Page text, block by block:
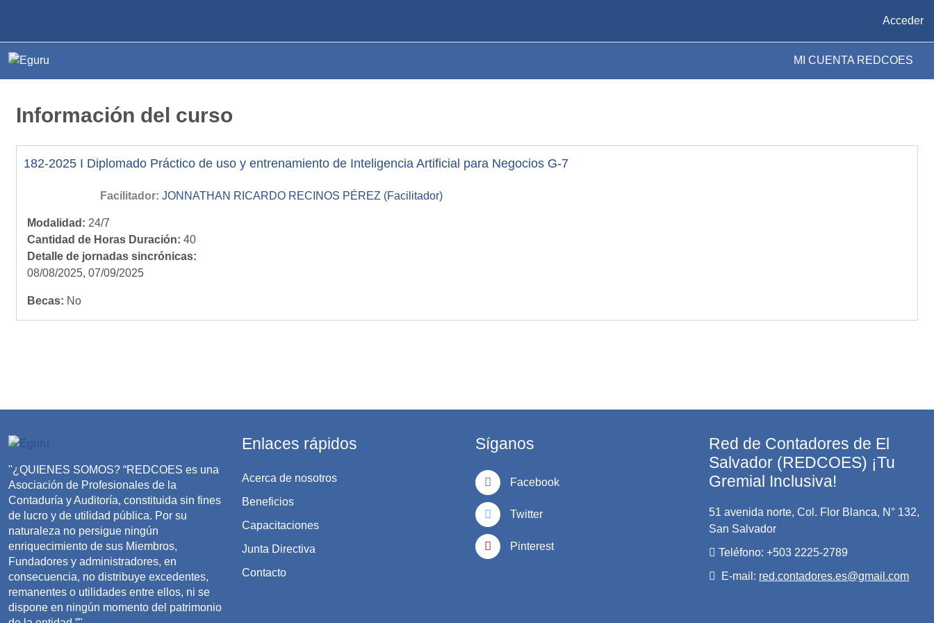
Acceder
MI CUENTA REDCOES
Información del curso
182-2025 I Diplomado Práctico de uso y entrenamiento de Inteligencia Artificial para Negocios G-7
Facilitador: JONNATHAN RICARDO RECINOS PÉREZ (Facilitador)
Modalidad : 24/7
Cantidad de Horas Duración: 40
Detalle de jornadas sincrónicas:
08/08/2025, 07/09/2025
Becas: No
"¿QUIENES SOMOS? “REDCOES es una
Asociación de Profesionales de la
Contaduría y Auditoría, constituida sin fines
de lucro y de utilidad pública. Por su
naturaleza no persigue ningún
enriquecimiento de sus Miembros,
Fundadores y administradores, en
consecuencia, no distribuye excedentes,
remanentes o utilidades entre ellos, ni se
dispone en ningún momento del patrimonio
Enlaces rápidos
Acerca de nosotros
Beneficios
Capacitaciones
Junta Directiva
Contacto
Síganos
Facebook
Twitter
Pinterest
Red de Contadores de El
Salvador (REDCOES) ¡Tu
Gremial Inclusiva!
51 avenida norte, Col. Flor Blanca, N° 132,
San Salvador
Teléfono: +503 2225-2789
E-mail: red.contadores.es@gmail.com